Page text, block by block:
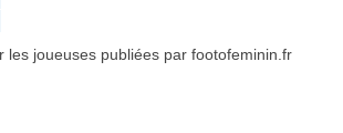
joueuses publiées par footofeminin.fr